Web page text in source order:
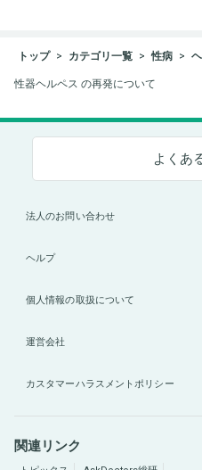
トップ カテゴリ一覧 性病
性器ヘルペス の再発について
よくあ
法人のお問い合わせ
ヘルプ
個人情報の取扱について
運営会社
カスタマーハラスメントポリシー
関連リンク